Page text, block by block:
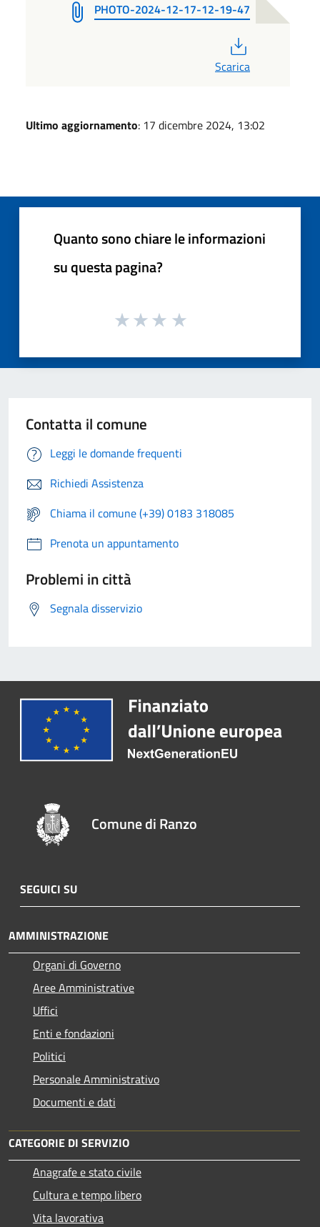
PHOTO-2024-12-17-12-19-47
Scarica
Ultimo aggiornamento: 17 dicembre 2024, 13:02
Quanto sono chiare le informazioni
su questa pagina?
Contatta il comune
Leggi le domande frequenti
Richiedi Assistenza
Chiama il comune (+39) 0183 318085
Prenota un appuntamento
Problemi in città
Segnala disservizio
Comune di Ranzo
SEGUICI SU
AMMINISTRAZIONE
Organi di Governo
Aree Amministrative
Uffici
Enti e fondazioni
Politici
Personale Amministrativo
Documenti e dati
CATEGORIE DI SERVIZIO
Anagrafe e stato civile
Cultura e tempo libero
Vita lavorativa